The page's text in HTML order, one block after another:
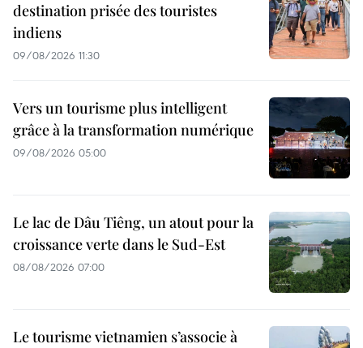
destination prisée des touristes
indiens
09/08/2026 11:30
Vers un tourisme plus intelligent
grâce à la transformation numérique
09/08/2026 05:00
Le lac de Dâu Tiêng, un atout pour la
croissance verte dans le Sud-Est
08/08/2026 07:00
Le tourisme vietnamien s’associe à